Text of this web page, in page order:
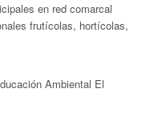
en red comarcal
frutícolas, hortícolas,
Ambiental El